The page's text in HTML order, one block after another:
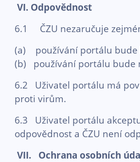
VI. Odpovědnost
6.1 ČZU nezaručuje
(a) používání portálu bude
(b) používání portálu bude
6.2 Uživatel portálu má
proti virům.
6.3 Uživatel portálu
odpovědnost a ČZU není
VII. Ochrana osobních